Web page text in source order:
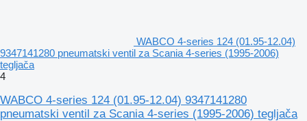
WABCO 4-series 124 (01.95-12.04)
9347141280 pneumatski ventil za Scania 4-series (1995-2006)
tegljača
4
WABCO 4-series 124 (01.95-12.04) 9347141280
pneumatski ventil za Scania 4-series (1995-2006) tegljača